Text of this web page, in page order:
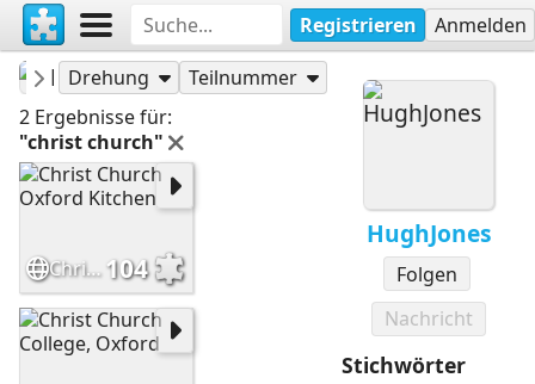
Registrieren Anmelden
HughJones
Folgen
Nachricht
Stichwörter
HughJones
Puzzles
Drehung
Teilnummer
2 Ergebnisse für:
"christ church"
Christ Church Oxford Kitchen 104